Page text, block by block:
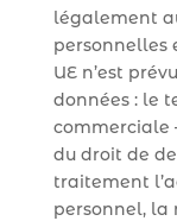
légalement
personnelles
UE n’est
données : le
commerciale
du droit de
traitement
personnel, la